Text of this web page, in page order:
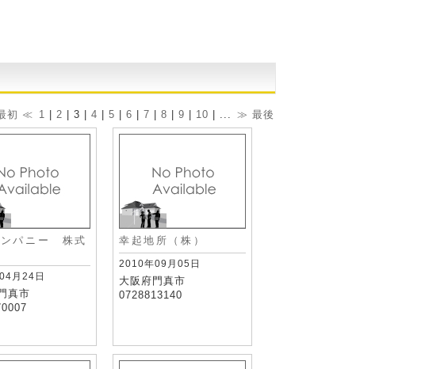
初 ≪ 1 2 | 3 | 4 5 6 7 8 9 10 | ... ≫ 最後
ンパニー 株式
月24日
真市
幸起地所（株）
2010年09月05日
大阪府門真市
0728813140